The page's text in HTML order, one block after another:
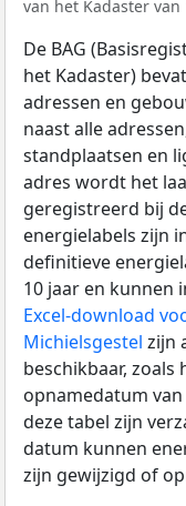
van het Kadaster van
De BAG
het Kadaster)
adressen en
naast alle
standplaatsen en
adres wordt het
geregistreerd bij
energielabels zijn
definitieve
10 jaar en kunnen
Excel-download
Michielsgestel zijn
beschikbaar,
opnamedatum
deze tabel zijn
datum kunnen
zijn gewijzigd of